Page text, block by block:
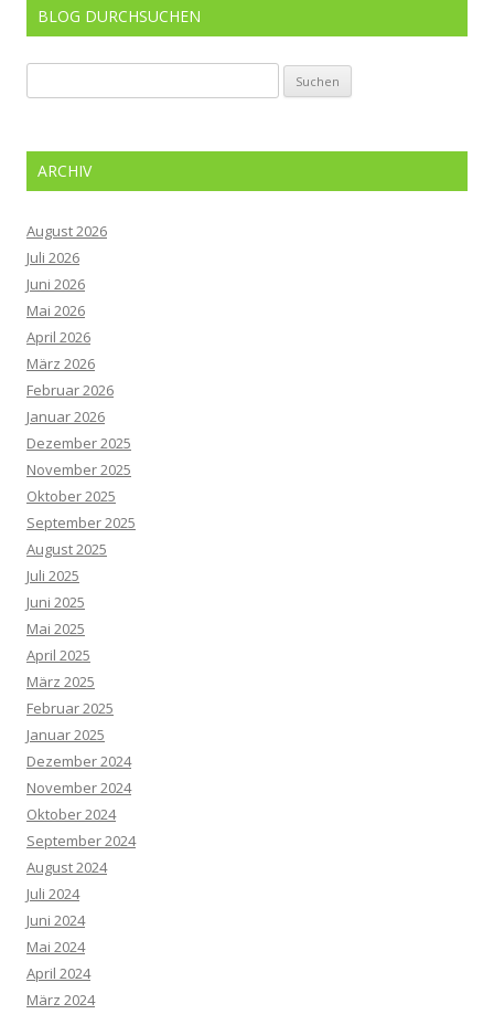
BLOG DURCHSUCHEN
nach:
ARCHIV
August 2026
Juli 2026
Juni 2026
Mai 2026
April 2026
März 2026
Februar 2026
Januar 2026
Dezember 2025
November 2025
Oktober 2025
September 2025
August 2025
Juli 2025
Juni 2025
Mai 2025
April 2025
März 2025
Februar 2025
Januar 2025
Dezember 2024
November 2024
Oktober 2024
September 2024
August 2024
Juli 2024
Juni 2024
Mai 2024
April 2024
März 2024